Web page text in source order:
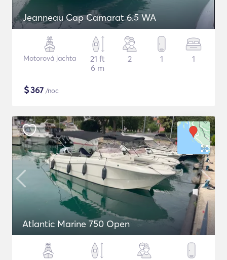
Jeanneau Cap Camarat 6.5 WA
Motorová jachta
21 ft
6 m
2 1 1
$367 /noc
Atlantic Marine 750 Open